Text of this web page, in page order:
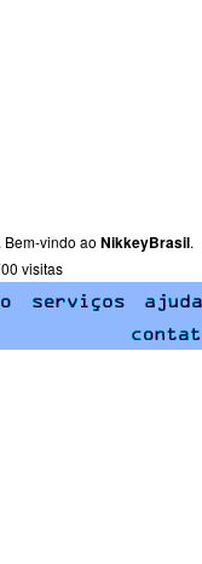
Bem-vindo ao NikkeyBrasil.
visitas